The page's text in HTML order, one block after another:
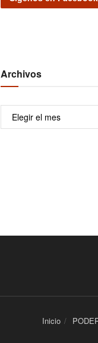
Archivos
Archivos
Inicio